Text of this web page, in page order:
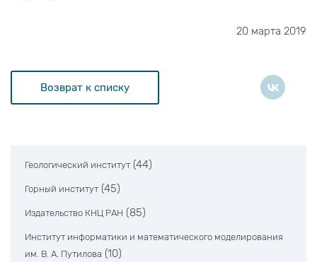
20 марта 2019
Возврат к списку
Геологический институт (44)
Горный институт (45)
Издательство КНЦ РАН (85)
Институт информатики и математического моделирования
им. В. А. Путилова (10)